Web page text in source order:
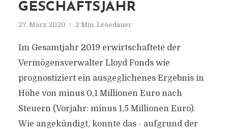
GESCHÄFTSJAHR
27. März 2020 2 Min. Lesedauer
Im Gesamtjahr 2019 erwirtschaftete der
Vermögensverwalter Lloyd Fonds wie
prognostiziert ein ausgeglichenes Ergebnis in
Höhe von minus 0,1 Millionen Euro nach
Steuern (Vorjahr: minus 1,5 Millionen Euro).
Wie angekündigt, konnte das - aufgrund der